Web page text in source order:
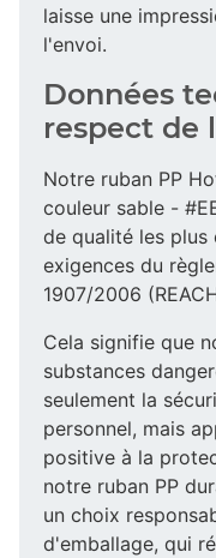
laisse une
l'envoi.
Données
respect de
Notre ruban PP
couleur sable -
de qualité les
exigences du
1907/2006
Cela signifie que
substances
seulement la
personnel, mais
positive à la
notre ruban PP
un choix
d'emballage, qui